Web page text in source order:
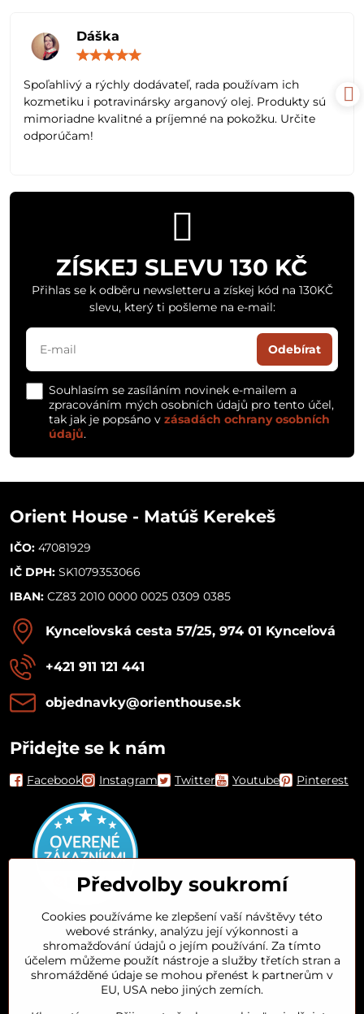
Dáška
5
Spoľahlivý a rýchly dodávateľ, rada používam ich
kozmetiku i potravinársky arganový olej. Produkty sú
mimoriadne kvalitné a príjemné na pokožku. Určite
odporúčam!
ZÍSKEJ SLEVU 130 KČ
Přihlas se k odběru newsletteru a získej kód na 130KČ
slevu, který ti pošleme na e-mail:
Odebírat
Souhlasím se zasíláním novinek e-mailem a
zpracováním mých osobních údajů pro tento účel,
tak jak je popsáno v zásadách ochrany osobních
údajů.
Orient House - Matúš Kerekeš
IČO: 47081929
IČ DPH: SK1079353066
IBAN: CZ83 2010 0000 0025 0309 0385
Kynceľovská cesta 57/25, 974 01 Kynceľová
+421 911 121 441
objednavky​@orienthouse​.sk
Přidejte se k nám
Facebook Instagram Twitter Youtube Pinterest
Orient House
Arganový olej
Předvolby soukromí
Cookies používáme ke zlepšení vaší návštěvy této
webové stránky, analýzu její výkonnosti a
shromažďování údajů o jejím používání. Za tímto
účelem můžeme použít nástroje a služby třetích stran a
shromážděné údaje se mohou přenést k partnerům v
EU, USA nebo jiných zemích.